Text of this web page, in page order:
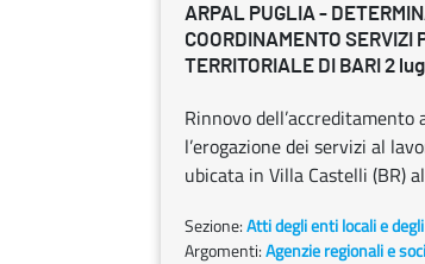
ARPAL PUGLIA -
COORDINAMENTO SERVIZI
TERRITORIALE DI BARI 2
Rinnovo
l’erogazione dei servizi al
ubicata in Villa Castelli (BR)
Sezione:Atti degli enti locali e
Argomenti:Agenzie regionali e